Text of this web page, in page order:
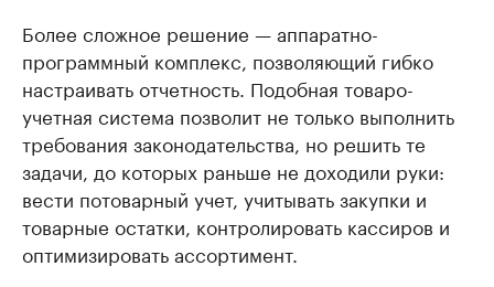
Более сложное решение — аппаратно-
программный комплекс, позволяющий гибко
настраивать отчетность. Подобная товаро-
учетная система позволит не только выполнить
требования законодательства, но решить те
задачи, до которых раньше не доходили руки:
вести потоварный учет, учитывать закупки и
товарные остатки, контролировать кассиров и
оптимизировать ассортимент.